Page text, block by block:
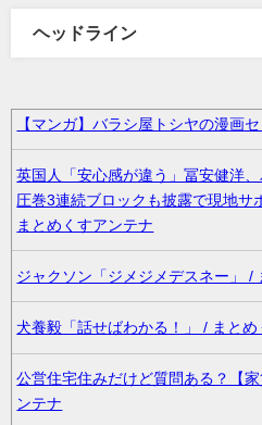
ヘッドライン
【マンガ】バラシ屋トシヤの漫画
英国人「安心感が違う」冨安健洋
圧巻3連続ブロックも披露で現地サ
まとめくすアンテナ
ジャクソン「ジメジメデスネー」 /
犬養毅「話せばわかる！」 / まとめ
公営住宅住みだけど質問ある？【
ンテナ